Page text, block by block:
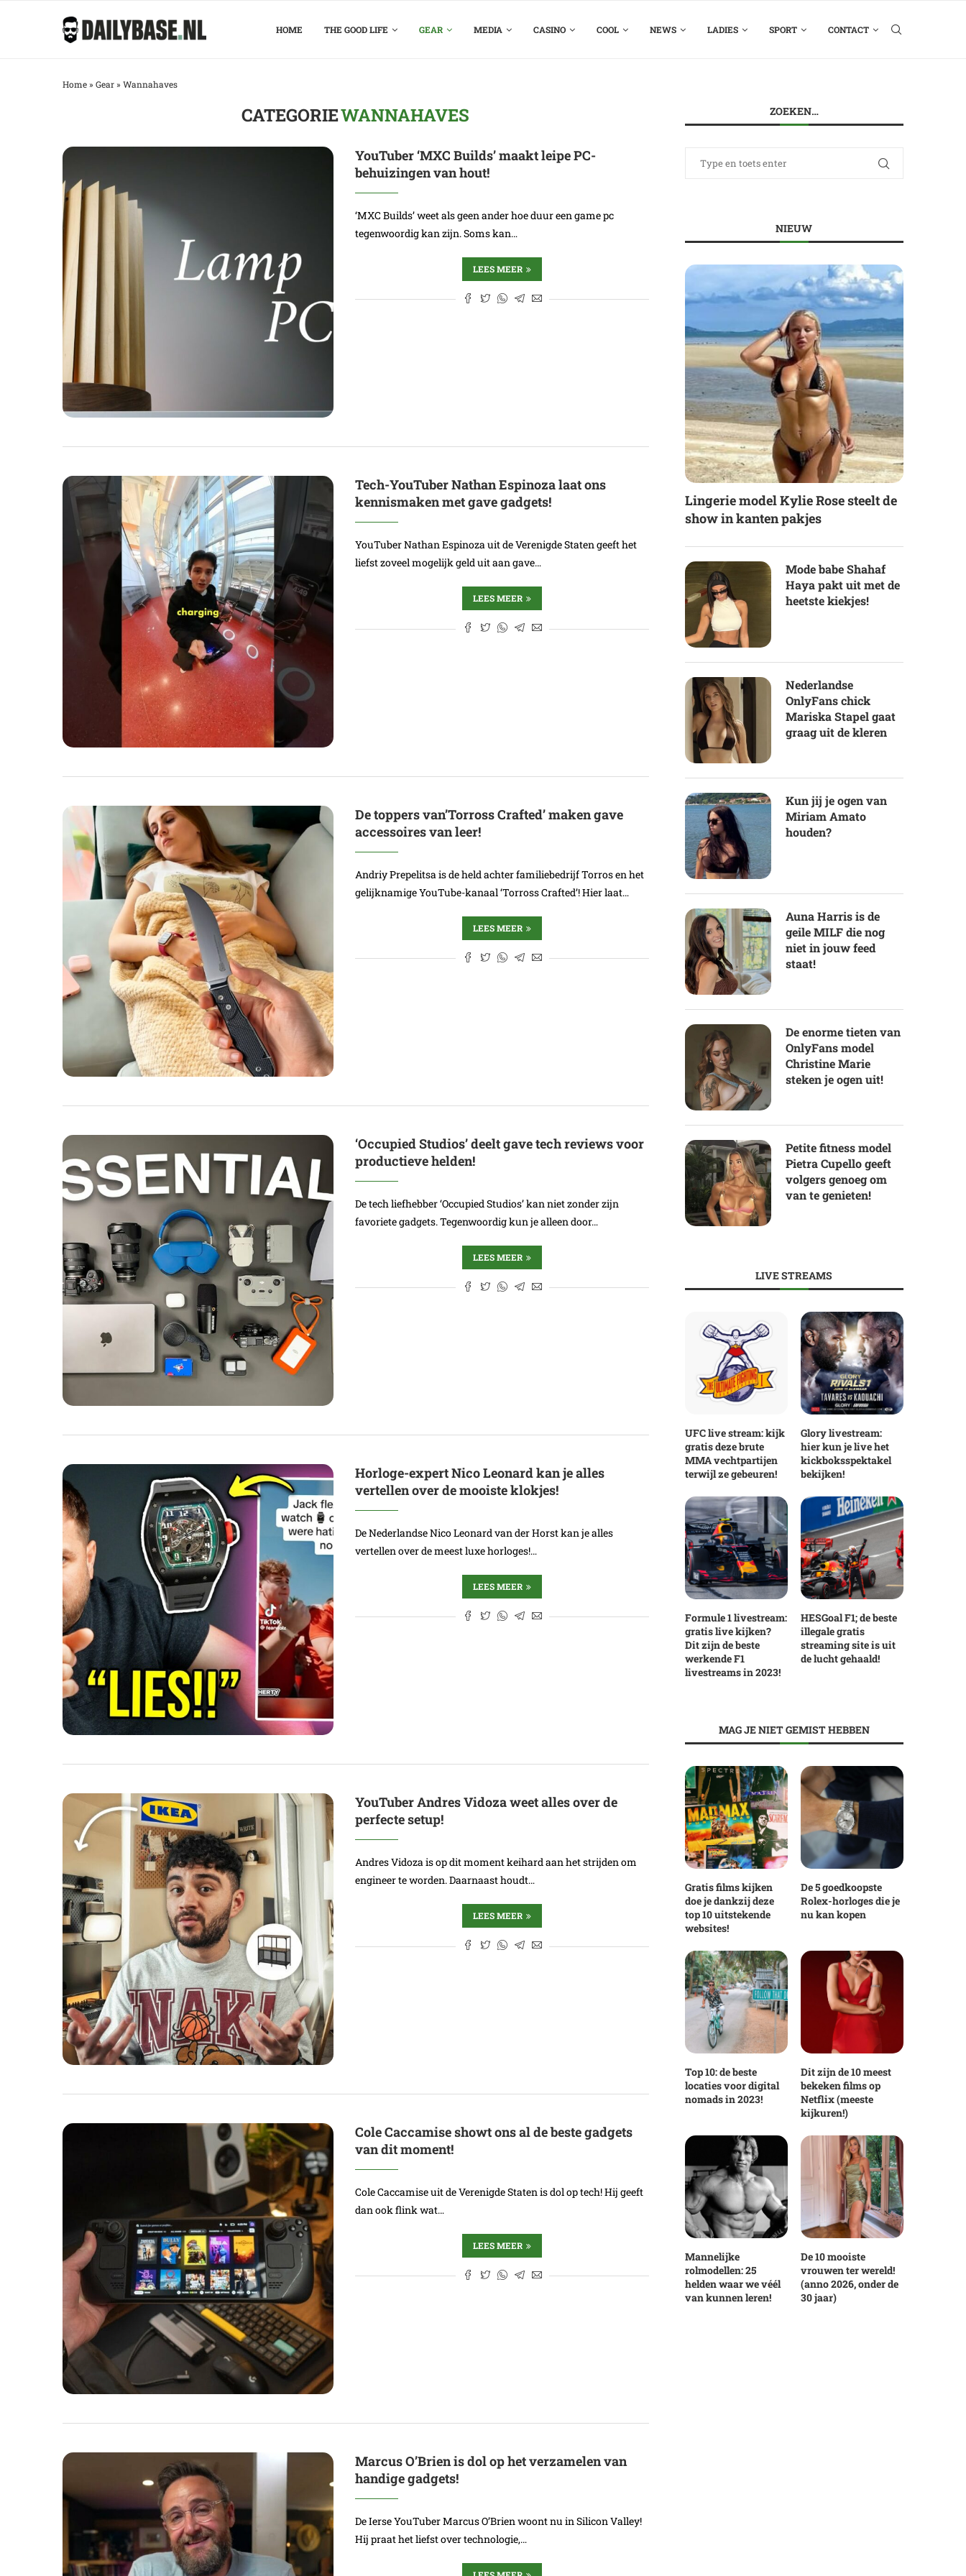
HOME THE GOOD LIFE GEAR MEDIA CASINO COOL NEWS LADIES SPORT CONTACT
Home» Gear» Wannahaves
CATEGORIEWANNAHAVES
YouTuber ‘MXC Builds’ maakt leipe PC-
behuizingen van hout!
‘MXC Builds’ weet als geen ander hoe duur een game pc
tegenwoordig kan zijn. Soms kan…
LEES MEER
Tech-YouTuber Nathan Espinoza laat ons
kennismaken met gave gadgets!
YouTuber Nathan Espinoza uit de Verenigde Staten geeft het
liefst zoveel mogelijk geld uit aan gave…
LEES MEER
De toppers van’Torross Crafted’ maken gave
accessoires van leer!
Andriy Prepelitsa is de held achter familiebedrijf Torros en het
gelijknamige YouTube-kanaal ‘Torross Crafted’! Hier laat…
LEES MEER
‘Occupied Studios’ deelt gave tech reviews voor
productieve helden!
De tech liefhebber ‘Occupied Studios’ kan niet zonder zijn
favoriete gadgets. Tegenwoordig kun je alleen door…
LEES MEER
Horloge-expert Nico Leonard kan je alles
vertellen over de mooiste klokjes!
De Nederlandse Nico Leonard van der Horst kan je alles
vertellen over de meest luxe horloges!…
LEES MEER
YouTuber Andres Vidoza weet alles over de
perfecte setup!
Andres Vidoza is op dit moment keihard aan het strijden om
engineer te worden. Daarnaast houdt…
LEES MEER
Cole Caccamise showt ons al de beste gadgets
van dit moment!
Cole Caccamise uit de Verenigde Staten is dol op tech! Hij geeft
dan ook flink wat…
LEES MEER
Marcus O’Brien is dol op het verzamelen van
handige gadgets!
De Ierse YouTuber Marcus O’Brien woont nu in Silicon Valley!
Hij praat het liefst over technologie,…
ZOEKEN…
NIEUW
Lingerie model Kylie Rose steelt de
show in kanten pakjes
Mode babe Shahaf
Haya pakt uit met de
heetste kiekjes!
Nederlandse
OnlyFans chick
Mariska Stapel gaat
graag uit de kleren
Kun jij je ogen van
Miriam Amato
houden?
Auna Harris is de
geile MILF die nog
niet in jouw feed
staat!
De enorme tieten van
OnlyFans model
Christine Marie
steken je ogen uit!
Petite fitness model
Pietra Cupello geeft
volgers genoeg om
van te genieten!
LIVE STREAMS
UFC live stream: kijk
gratis deze brute
MMA vechtpartijen
terwijl ze gebeuren!
Glory livestream:
hier kun je live het
kickboksspektakel
bekijken!
Formule 1 livestream:
gratis live kijken?
Dit zijn de beste
werkende F1
livestreams in 2023!
HESGoal F1; de beste
illegale gratis
streaming site is uit
de lucht gehaald!
MAG JE NIET GEMIST HEBBEN
Gratis films kijken
doe je dankzij deze
top 10 uitstekende
websites!
De 5 goedkoopste
Rolex-horloges die je
nu kan kopen
Top 10: de beste
locaties voor digital
nomads in 2023!
Dit zijn de 10 meest
bekeken films op
Netflix (meeste
kijkuren!)
Mannelijke
rolmodellen: 25
helden waar we véél
van kunnen leren!
De 10 mooiste
vrouwen ter wereld!
(anno 2026, onder de
30 jaar)